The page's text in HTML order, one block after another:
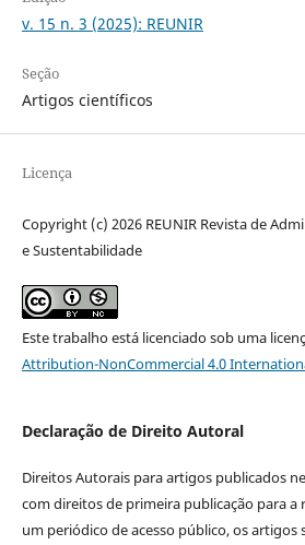
v. 15 n. 3 (2025): REUNIR
Seção
Artigos científicos
Licença
Copyright (c) 2026 REUNIR Revista de
e Sustentabilidade
Este trabalho está licenciado sob uma
Attribution-NonCommercial 4.0
Declaração de Direito Autoral
Direitos Autorais para artigos publicados
com direitos de primeira publicação para a
um periódico de acesso público, os